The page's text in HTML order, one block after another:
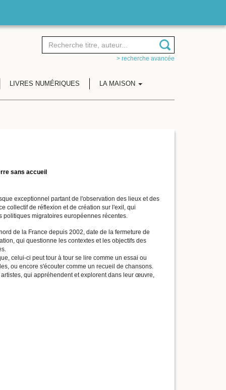
> recherche avancée
LIVRES NUMÉRIQUES LA MAISON
sans accueil
exceptionnel partant de l'observation des lieux et des
collectif de réflexion et de création sur l'exil, qui
politiques migratoires européennes récentes.
de la France depuis 2002, date de la fermeture de
qui questionne les contextes et les objectifs des
celui-ci peut tour à tour se lire comme un essai ou
ou encore s'écouter comme un recueil de chansons.
qui appréhendent et explorent dans leur œuvre,